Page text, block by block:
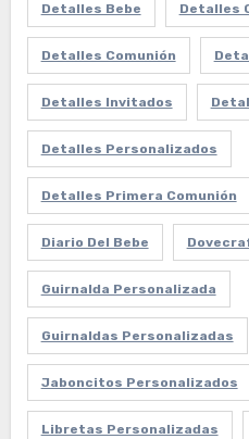
Detalles Bebe Detalles
Detalles Comunión
Detalles Invitados
Detalles Personalizados
Detalles Primera Comunión
Diario Del Bebe
Guirnalda Personalizada
Guirnaldas Personalizadas
Jaboncitos Personalizados
Libretas Personalizadas